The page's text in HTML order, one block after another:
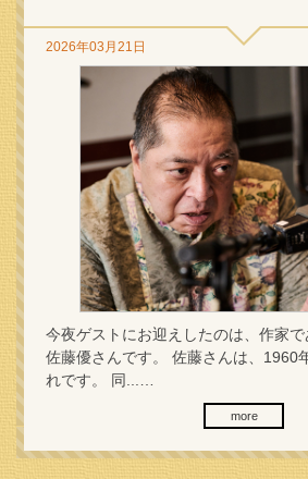
2026年03月21日
今夜ゲストにお迎えしたのは、作家
佐藤優さんです。 佐藤さんは、1960
れです。 同...…
more